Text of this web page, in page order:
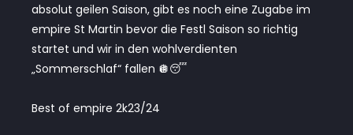
absolut geilen Saison, gibt es noch eine Zugabe im
empire St Martin bevor die Festl Saison so richtig
startet und wir in den wohlverdienten
„Sommerschlaf“ fallen 🪩😴
Best of empire 2k23/24